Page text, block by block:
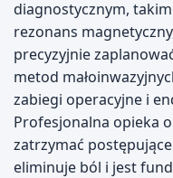
diagnostycznym,
rezonans
precyzyjnie
metod
zabiegi operacyjne i
Profesjonalna opieka
zatrzymać
eliminuje ból i jest